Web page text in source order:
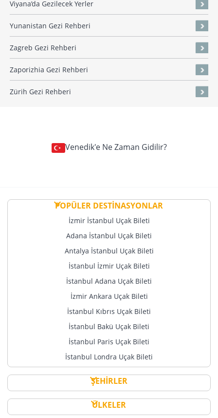
Viyana’da Gezilecek Yerler
Yunanistan Gezi Rehberi
Zagreb Gezi Rehberi
Zaporizhia Gezi Rehberi
Zürih Gezi Rehberi
Venedik'e Ne Zaman Gidilir?
POPÜLER DESTİNASYONLAR
İzmir İstanbul Uçak Bileti
Adana İstanbul Uçak Bileti
Antalya İstanbul Uçak Bileti
İstanbul İzmir Uçak Bileti
İstanbul Adana Uçak Bileti
İzmir Ankara Uçak Bileti
İstanbul Kıbrıs Uçak Bileti
İstanbul Bakü Uçak Bileti
İstanbul Paris Uçak Bileti
İstanbul Londra Uçak Bileti
ŞEHİRLER
ÜLKELER